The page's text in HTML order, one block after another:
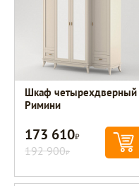
Шкаф четырехдверный
Римини
173 610Р
192 900Р